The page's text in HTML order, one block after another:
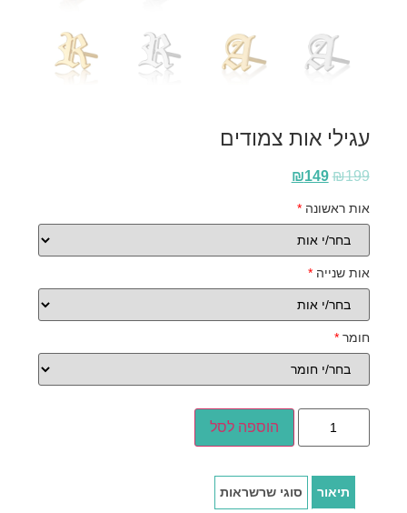
עגילי אות צמודים
₪199
₪149
אות ראשונה*
אות שנייה*
חומר*
הוספה לסל
תיאור סוגי שרשראות